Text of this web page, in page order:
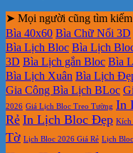
➤ Mọi người cũng tìm kiếm
Bìa 40x60 Bìa Chữ Nổi 3D
Bìa Lịch Bloc Bìa Lịch
3D Bìa Lịch gắn Bloc Bìa
Bìa Lịch Xuân Bìa Lịch
Gia Công Bìa Lịch BLoc
2026 Giá Lịch Bloc Treo Tường In
Rẻ In Lịch Bloc Đẹp Kích
Tờ Lịch Bloc 2026 Giá Rẻ Lịch